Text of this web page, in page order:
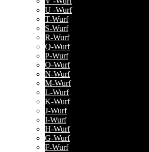
U -Wurf
T-Wurf
S-Wurf
R-Wurf
Q-Wurf
P-Wurf
O-Wurf
N-Wurf
M-Wurf
L-Wurf
K-Wurf
J-Wurf
I-Wurf
H-Wurf
G-Wurf
F-Wurf